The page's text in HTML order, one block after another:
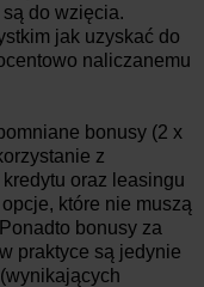
do wzięcia.
jak uzyskać do
naliczanemu
bonusy (2 x
z
oraz leasingu
które nie muszą
bonusy za
praktyce są jedynie